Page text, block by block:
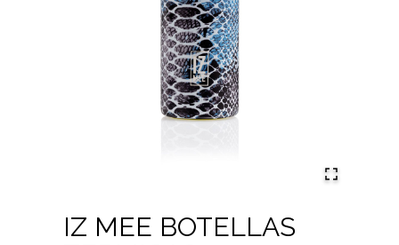
IZ MEE BOTELLAS